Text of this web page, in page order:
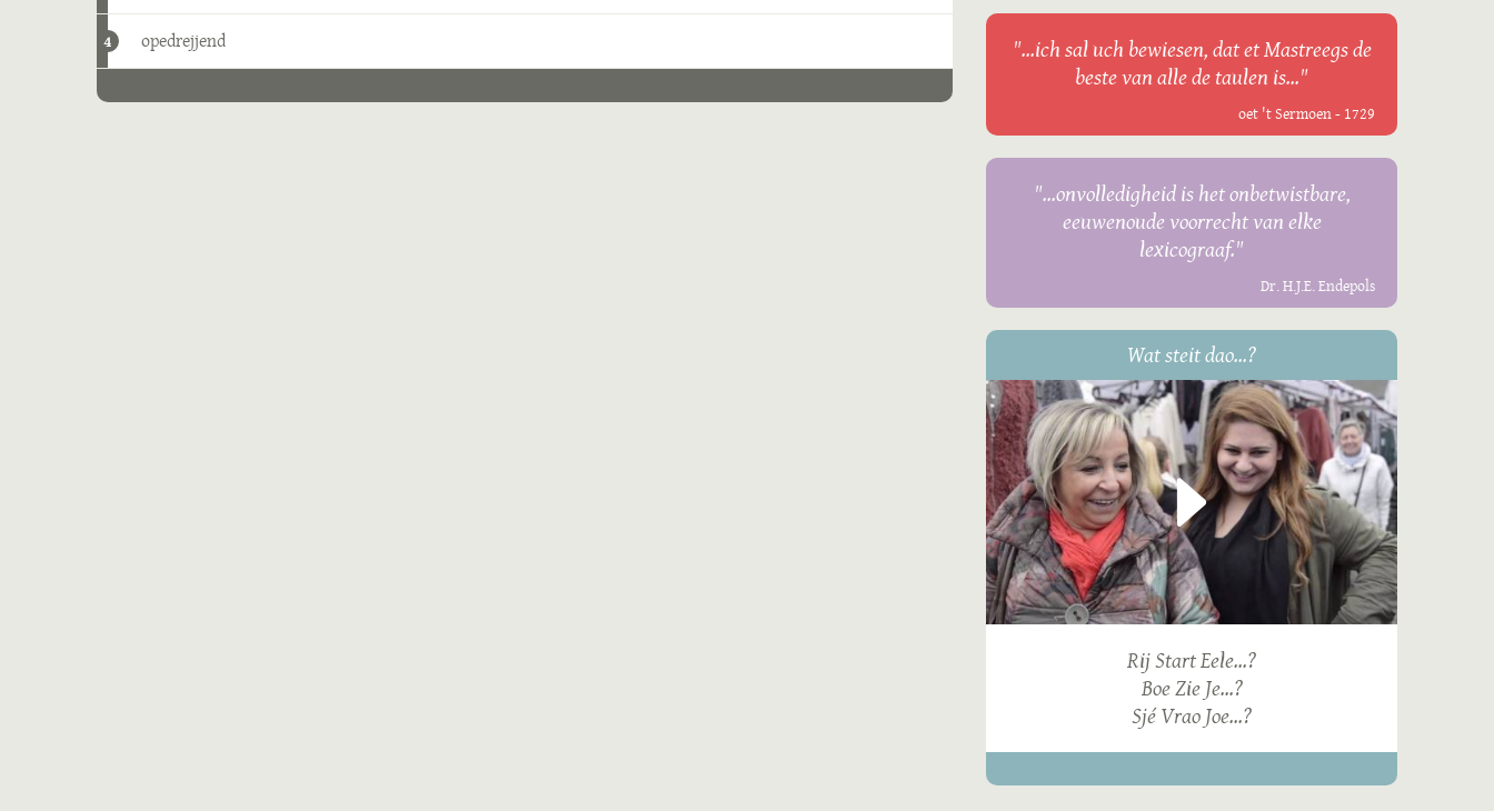
4 opedrejjend
"...ich sal uch bewiesen, dat et Mastreegs de
beste van alle de taulen is..."
oet 't Sermoen - 1729
"...onvolledigheid is het onbetwistbare,
eeuwenoude voorrecht van elke
lexicograaf."
Dr. H.J.E. Endepols
Wat steit dao...?
Rij Start Eele...?
Boe Zie Je...?
Sjé Vrao Joe...?